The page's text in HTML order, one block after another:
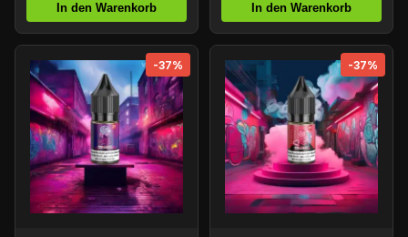
In den Warenkorb In den Warenkorb
-37% -37%